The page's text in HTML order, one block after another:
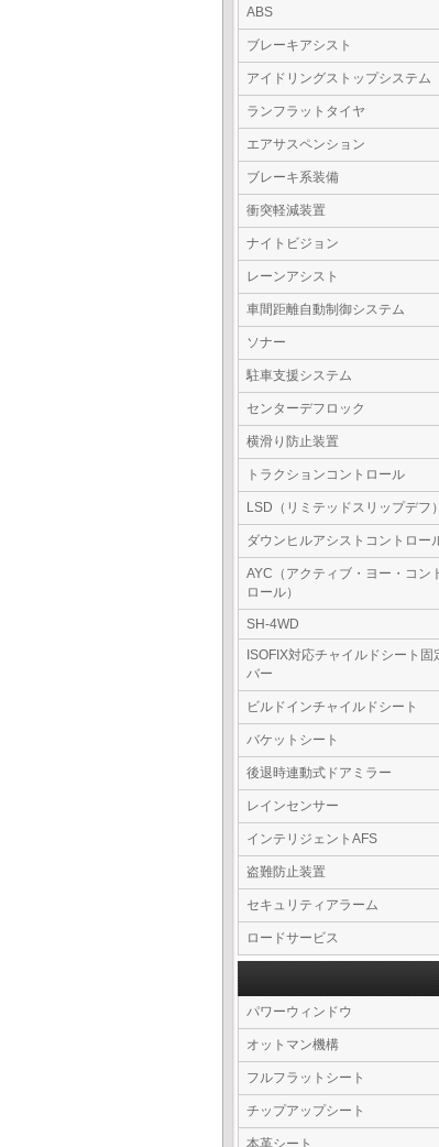
ABS
ブレーキアシスト
アイドリングストップシステム
ランフラットタイヤ
エアサスペンション
ブレーキ系装備
衝突軽減装置
ナイトビジョン
レーンアシスト
車間距離自動制御システム
ソナー
駐車支援システム
センターデフロック
横滑り防止装置
トラクションコントロール
LSD（リミテッドスリップデフ）
ダウンヒルアシストコントロー
AYC（アクティブ・ヨー・コン
ロール）
SH-4WD
ISOFIX対応チャイルドシート固
バー
ビルドインチャイルドシート
バケットシート
後退時連動式ドアミラー
レインセンサー
インテリジェントAFS
盗難防止装置
セキュリティアラーム
ロードサービス
パワーウィンドウ
オットマン機構
フルフラットシート
チップアップシート
本革シート